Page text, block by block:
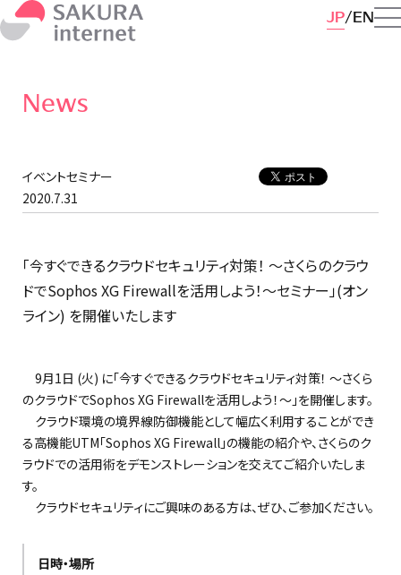
JP EN
News
イベントセミナー
2020.7.31
「今すぐできるクラウドセキュリティ対策！ ～さくらのクラウ
ドでSophos XG Firewallを活用しよう！～セミナー」(オン
ライン) を開催いたします
9月1日 (火) に「今すぐできるクラウドセキュリティ対策！ ～さくら
のクラウドでSophos XG Firewallを活用しよう！～」を開催します。
クラウド環境の境界線防御機能として幅広く利用することができ
る高機能UTM「Sophos XG Firewall」の機能の紹介や、さくらのク
ラウドでの活用術をデモンストレーションを交えてご紹介いたしま
す。
クラウドセキュリティにご興味のある方は、ぜひ、ご参加ください。
日時・場所